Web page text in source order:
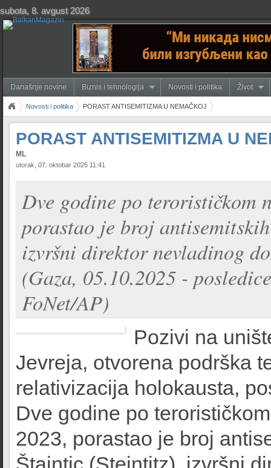
subota, 8. avgust 2026
Današnje novine Biznis i tehnologija Novosti i politika Život
Novosti i politika PORAST ANTISEMITIZMA U NEMAČKOJ
PORAST ANTISEMITIZMA U
ML
utorak, 07. oktobar 2025 11:41
Dve godine po terorističkom
porastao je broj
izvršni direktor nevladinog
(Gaza, 05.10.2025 -
FoNet/AP)
Pozivi na
Jevreja, otvorena podrška
relativizacija holokausta,
Dve godine po
2023, porastao je broj